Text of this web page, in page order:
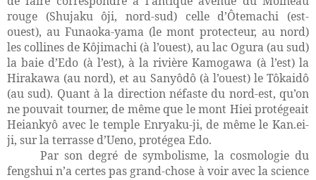
rouge (Shujaku ôji, nord-sud) celle d’Ôtemachi (est-
ouest), au Funaoka-yama (le mont protecteur, au nord)
les collines de Kôjimachi (à l’ouest), au lac Ogura (au sud)
la baie d’Edo (à l’est), à la rivière Kamogawa (à l’est) la
Hirakawa (au nord), et au Sanyôdô (à l’ouest) le Tôkaidô
(au sud). Quant à la direction néfaste du nord-est, qu’on
ne pouvait tourner, de même que le mont Hiei protégeait
Heiankyô avec le temple Enryaku-ji, de même le Kan.ei-
ji, sur la terrasse d’Ueno, protégea Edo.
Par son degré de symbolisme, la cosmologie du
fengshui n’a certes pas grand-chose à voir avec la science